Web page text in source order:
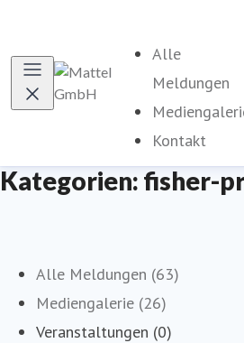
Alle
Meldungen
Kontakt
Kategorien: fisher-
Alle Meldungen (63)
Mediengalerie (26)
Veranstaltungen (0)